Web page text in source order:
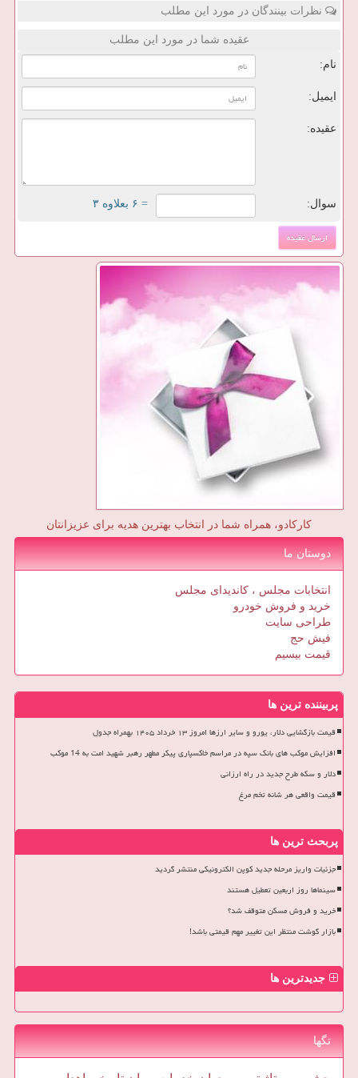
نظرات بینندگان در مورد این مطلب
عقیده شما در مورد این مطلب
نام:
ایمیل:
عقیده:
سوال: = ۶ بعلاوه ۳
کارکادو، همراه شما در انتخاب بهترین هدیه برای عزیزانتان
دوستان ما
انتخابات مجلس ، کاندیدای مجلس
خرید و فروش خودرو
طراحی سایت
فیش حج
قیمت بیسیم
پربیننده ترین ها
قیمت بازگشایی دلار، یورو و سایر ارزها امروز ۱۳ خرداد ۱۴۰۵ بهمراه جدول
افزایش موکب های بانک سپه در مراسم خاکسپاری پیکر مطهر رهبر شهید امت به 14 موکب
دلار و سکه طرح جدید در راه ارزانی
قیمت واقعی هر شانه تخم مرغ
پربحث ترین ها
جزئیات واریز مرحله جدید کوپن الکترونیکی منتشر گردید
سینماها روز اربعین تعطیل هستند
خرید و فروش مسکن متوقف شد؟
بازار گوشت منتظر این تغییر مهم قیمتی باشد!
جدیدترین ها
تگها